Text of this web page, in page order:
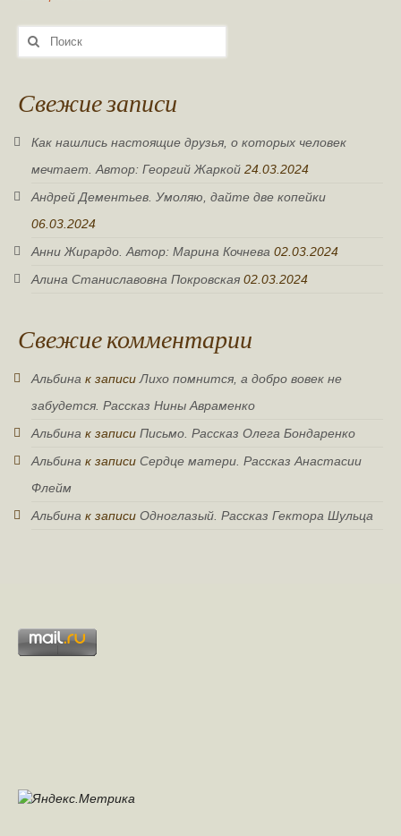
Поиск:
Свежие записи
Как нашлись настоящие друзья, о которых человек
мечтает. Автор: Георгий Жаркой 24.03.2024
Андрей Дементьев. Умоляю, дайте две копейки
06.03.2024
Анни Жирардо. Автор: Марина Кочнева 02.03.2024
Алина Станиславовна Покровская 02.03.2024
Свежие комментарии
Альбина к записи Лихо помнится, а добро вовек не
забудется. Рассказ Нины Авраменко
Альбина к записи Письмо. Рассказ Олега Бондаренко
Альбина к записи Сердце матери. Рассказ Анастасии
Флейм
Альбина к записи Одноглазый. Рассказ Гектора Шульца